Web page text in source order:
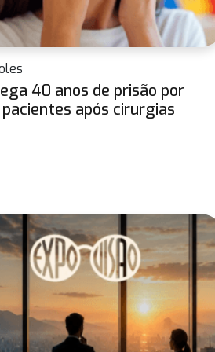
40 anos de prisão por
após cirurgias